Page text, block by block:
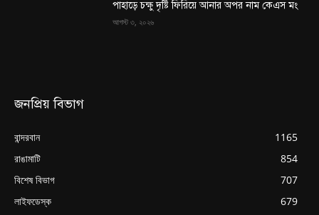
পাহাড়ে চক্ষু দৃষ্টি ফিরিয়ে আনার অপর নাম কেএস মং
আগস্ট ৩, ২০২৬
জনপ্রিয় বিভাগ
বান্দরবান
1165
রাঙামাটি
854
বিশেষ বিভাগ
707
লাইফডেস্ক
679